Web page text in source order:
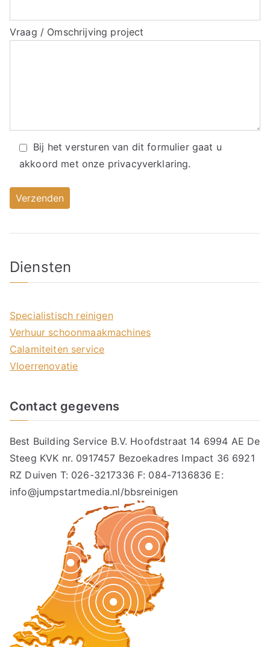
Vraag / Omschrijving project
Bij het versturen van dit formulier gaat u
akkoord met onze privacyverklaring.
Diensten
Specialistisch reinigen
Verhuur schoonmaakmachines
Calamiteiten service
Vloerrenovatie
Contact gegevens
Best Building Service B.V. Hoofdstraat 14 6994 AE De
Steeg KVK nr. 0917457 Bezoekadres Impact 36 6921
RZ Duiven T: 026-3217336 F: 084-7136836 E:
info@jumpstartmedia.nl/bbsreinigen